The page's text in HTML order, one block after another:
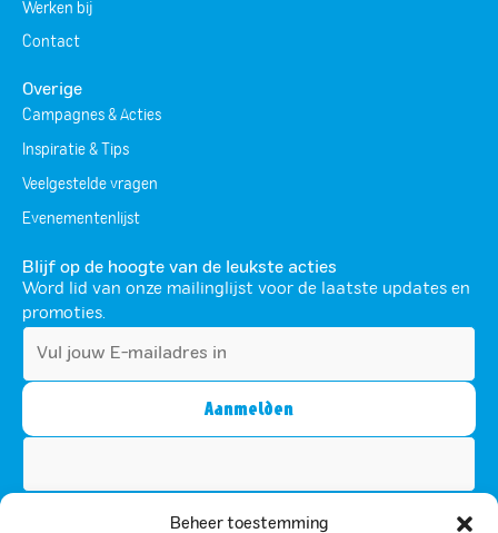
Beheer toestemming
Werken bij
Contact
Overige
Campagnes & Acties
Inspiratie & Tips
Veelgestelde vragen
Evenementenlijst
Blijf op de hoogte van de leukste acties
Word lid van onze mailinglijst voor de laatste updates en
promoties.
Dit veld is bedoeld voor validatiedoeleinden en moet niet